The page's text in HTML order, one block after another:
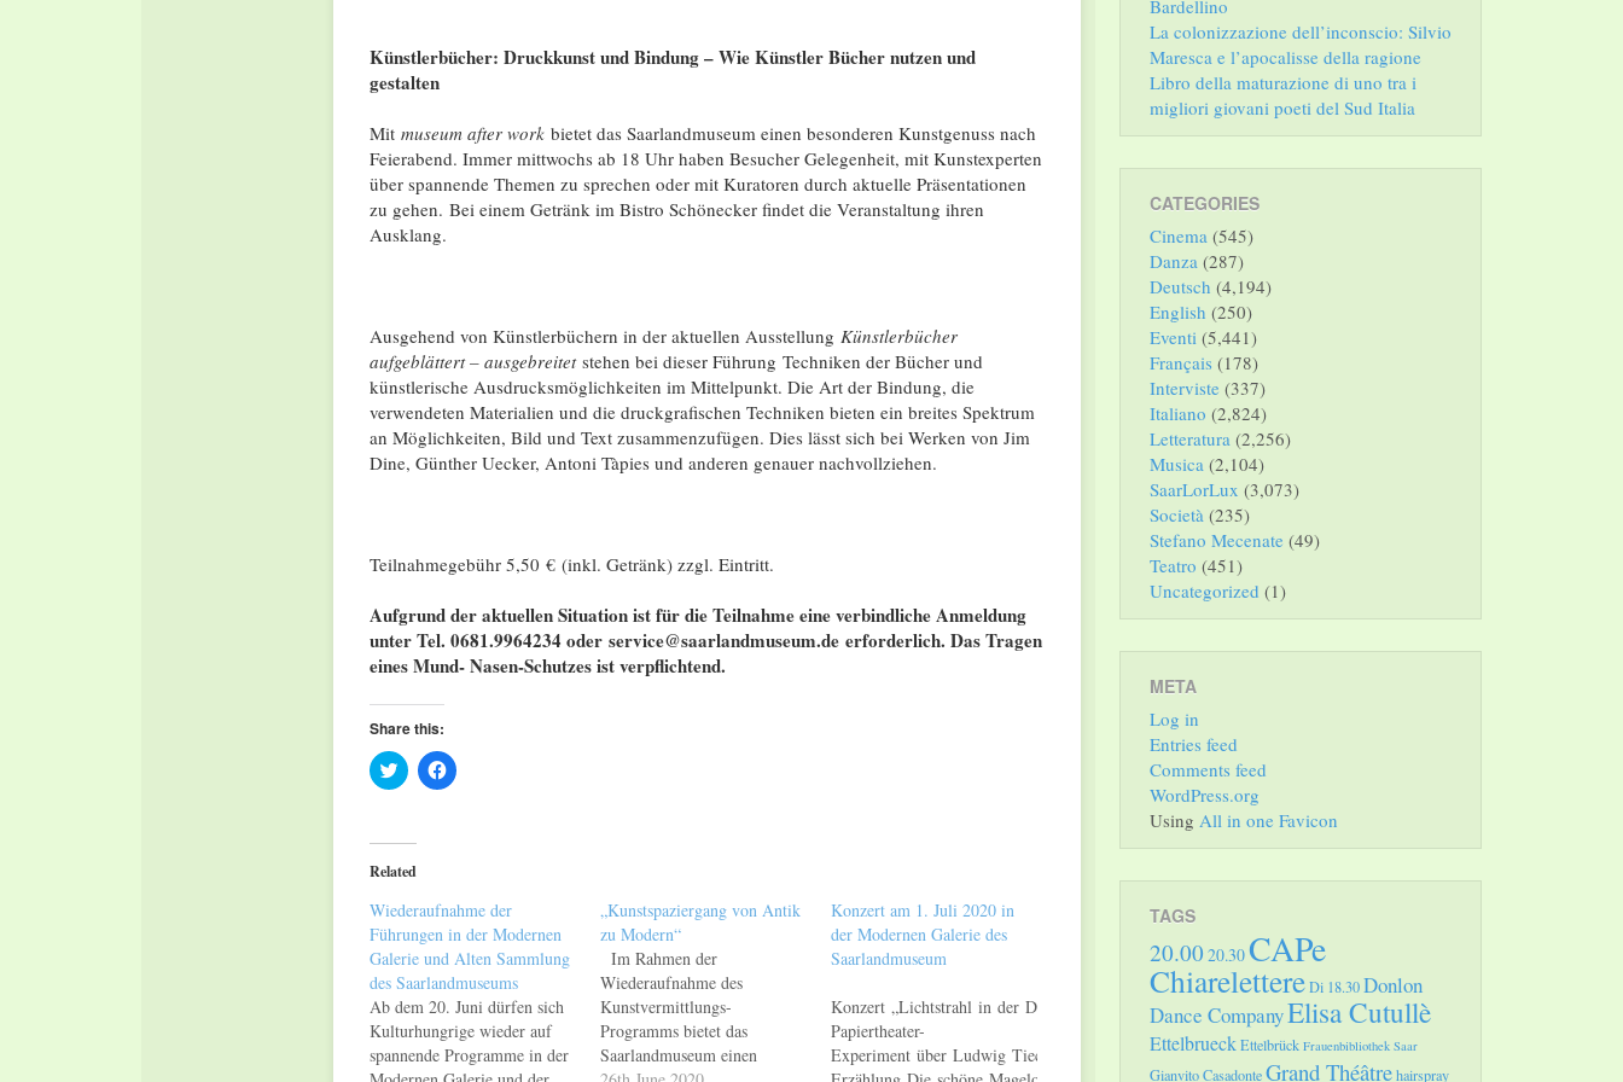
Künstlerbücher: Druckkunst und Bindung – Wie Künstler Bücher nutzen und
gestalten
Mit museum after workbietet das Saarlandmuseum einen besonderen Kunstgenuss nach
Feierabend. Immer mittwochs ab 18 Uhr haben Besucher Gelegenheit, mit Kunstexperten
über spannende Themen zu sprechen oder mit Kuratoren durch aktuelle Präsentationen
zu gehen. Bei einem Getränk im Bistro Schönecker findet die Veranstaltung ihren
Ausklang.
Ausgehend von Künstlerbüchern in der aktuellen Ausstellung Künstlerbücher
aufgeblättert – ausgebreitetstehen bei dieser Führung Techniken der Bücher und
künstlerische Ausdrucksmöglichkeiten im Mittelpunkt. Die Art der Bindung, die
verwendeten Materialien und die druckgrafischen Techniken bieten ein breites Spektrum
an Möglichkeiten, Bild und Text zusammenzufügen. Dies lässt sich bei Werken von Jim
Dine, Günther Uecker, Antoni Tàpies und anderen genauer nachvollziehen.
Teilnahmegebühr 5,50 € (inkl. Getränk) zzgl. Eintritt.
Aufgrund der aktuellen Situation ist für die Teilnahme eine verbindliche Anmeldung
unter Tel. 0681.9964234 oder service@saarlandmuseum.de erforderlich. Das Tragen
eines Mund- Nasen-Schutzes ist verpflichtend.
Share this:
Click
to
(Opens
in
new
Click
to
Related
Wiederaufnahme der
Führungen in der Modernen
Galerie und Alten Sammlung
des Saarlandmuseums
Ab dem 20. Juni dürfen sich
Kulturhungrige wieder auf
spannende Programme in der
„Kunstspaziergang von Antik
zu Modern“
Im Rahmen der
Wiederaufnahme des
Kunstvermittlungs-
Programms bietet das
Saarlandmuseum einen
Konzert am 1. Juli 2020 in
der Modernen Galerie des
Saarlandmuseum
Konzert „Lichtstrahl in der Dämmerung“
Papiertheater-
Experiment über Ludwig Tiecks Ritter-
Bardellino
La colonizzazione dell’inconscio: Silvio
Maresca e l’apocalisse della ragione
Libro della maturazione di uno tra i
migliori giovani poeti del Sud Italia
CATEGORIES
Cinema (545)
Danza (287)
Deutsch (4,194)
English (250)
Eventi (5,441)
Français (178)
Interviste (337)
Italiano (2,824)
Letteratura (2,256)
Musica (2,104)
SaarLorLux (3,073)
Società (235)
Stefano Mecenate (49)
Teatro (451)
Uncategorized (1)
META
Log in
Entries feed
Comments feed
WordPress.org
Using All in one Favicon
TAGS
20.00 20.30CAPe
ChiarelettereDi 18.30Donlon
Dance CompanyElisa Cutullè
EttelbrueckEttelbrück Frauenbibliothek Saar
Gianvito CasadonteGrand Théâtrehairspray